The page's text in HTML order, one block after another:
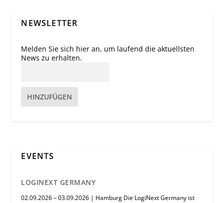
NEWSLETTER
Melden Sie sich hier an, um laufend die aktuellsten
News zu erhalten.
HINZUFÜGEN
EVENTS
LOGINEXT GERMANY
02.09.2026 – 03.09.2026 | Hamburg Die LogiNext Germany ist